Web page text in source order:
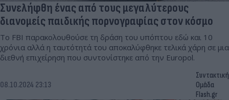
Συνελήφθη ένας από τους μεγαλύτερους
διανομείς παιδικής πορνογραφίας στον κόσμο
Το FBI παρακολουθούσε τη δράση του υπόπτου εδώ και 10
χρόνια αλλά η ταυτότητά του αποκαλύφθηκε τελικά χάρη σε μια
διεθνή επιχείρηση που συντονίστηκε από την Europol.
08.10.2024 23:13
Συντακτική
Ομάδα
Flash.gr